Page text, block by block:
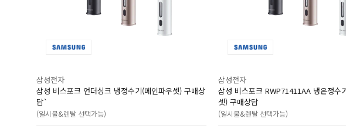
삼성전자
삼성 비스포크 언더싱크 냉정수기(메인파우셋) 구매상
담`
(일시불&렌탈 선택가능)
삼성전자
삼성 비스포크 RWP71411AA 냉온정수
셋) 구매상담
(일시불&렌탈 선택가능)